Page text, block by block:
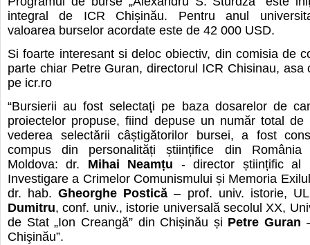
integral de ICR Chișinău. Pentru anul
valoarea burselor acordate este de 42 000 USD.
Si foarte interesant si deloc obiectiv, din comisia de
parte chiar Petre Guran, directorul ICR Chisinau, asa
pe icr.ro
“Bursierii au fost selectaţi pe baza dosarelor de
proiectelor propuse, fiind depuse un număr total
vederea selectării câștigătorilor bursei, a fost
compus din personalități științifice din România
Moldova: dr. Mihai Neamțu - director științific al
Investigare a Crimelor Comunismului și Memoria
dr. hab.Gheorghe Postică – prof. univ. istorie,
Dumitru, conf. univ., istorie universală secolul XX,
de Stat „Ion Creangă” din Chișinău și Petre Guran
Chişinău”.